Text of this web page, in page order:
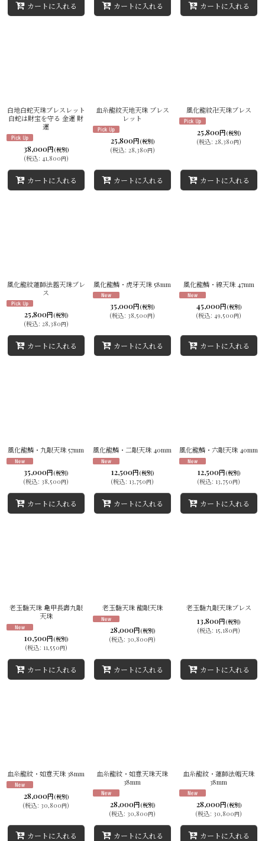
カートに入れる カートに入れる カートに入れる
白地白蛇天珠ブレスレット
白蛇は財宝を守る 金運 財
運
38,000円(税別)
(税込: 41,800円)
カートに入れる
血糸龍紋天地天珠 ブレス
レット
25,800円(税別)
(税込: 28,380円)
カートに入れる
風化龍紋卍天珠ブレス
25,800円(税別)
(税込: 28,380円)
カートに入れる
風化龍紋蓮師法器天珠ブレ
ス
25,800円(税別)
(税込: 28,380円)
カートに入れる
風化龍鱗・虎牙天珠 58mm
35,000円 (税別)
(税込: 38,500円)
カートに入れる
風化龍鱗・線天珠 47mm
45,000円(税別)
(税込: 49,500円)
カートに入れる
風化龍鱗・九眼天珠 57mm
35,000円 (税別)
(税込: 38,500円)
カートに入れる
風化龍鱗・二眼天珠 40mm
12,500円(税別)
(税込: 13,750円)
カートに入れる
風化龍鱗・六眼天珠 40mm
12,500円(税別)
(税込: 13,750円)
カートに入れる
老玉髄天珠 亀甲長壽九眼
天珠
10,500円(税別)
(税込: 11,550円)
カートに入れる
老玉髄天珠 龍眼天珠
28,000円(税別)
(税込: 30,800円)
カートに入れる
老玉髄九眼天珠ブレス
13,800円 (税別)
(税込: 15,180円)
カートに入れる
血糸龍紋・如意天珠 38mm
28,000円(税別)
(税込: 30,800円)
カートに入れる
血糸龍紋・如意天珠天珠
38mm
28,000円(税別)
(税込: 30,800円)
カートに入れる
血糸龍紋・蓮師法帽天珠
38mm
28,000円(税別)
(税込: 30,800円)
カートに入れる